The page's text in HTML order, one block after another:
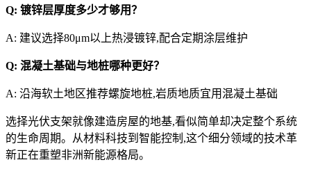
Q: 镀锌层厚度多少才够用？
A: 建议选择80μm以上热浸镀锌,配合定期涂层维护
Q: 混凝土基础与地桩哪种更好？
A: 沿海软土地区推荐螺旋地桩,岩质地质宜用混凝土基础
选择光伏支架就像建造房屋的地基,看似简单却决定整个系统
的生命周期。从材料科技到智能控制,这个细分领域的技术革
新正在重塑非洲新能源格局。